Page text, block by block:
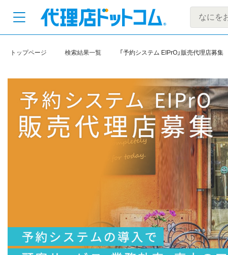
トップページ 検索結果一覧 「予約システム EIPrO」販売代理店募集